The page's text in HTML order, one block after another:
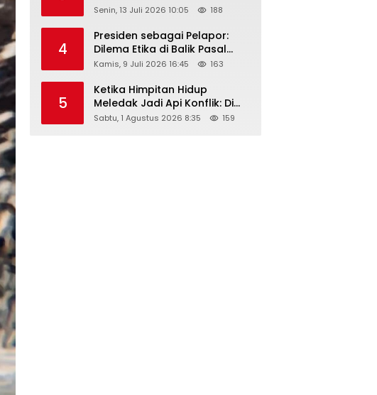
Senin, 13 Juli 2026 10:05 188
4
Presiden sebagai Pelapor:
Dilema Etika di Balik Pasal
218–220 KUHP
Kamis, 9 Juli 2026 16:45 163
5
Ketika Himpitan Hidup
Meledak Jadi Api Konflik: Di
Balik Tragedi Menteng-
Sabtu, 1 Agustus 2026 8:35 159